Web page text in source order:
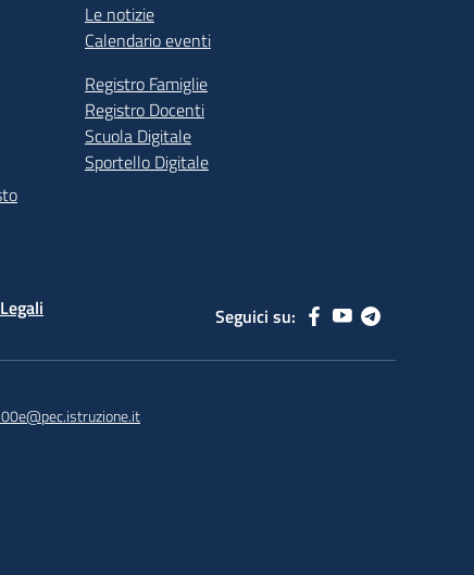
Le notizie
Calendario eventi
Registro Famiglie
Registro Docenti
Scuola Digitale
Sportello Digitale
Seguici su: